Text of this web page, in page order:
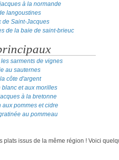
à la normande
langoustines
de Saint-Jacques
de la baie de saint-brieuc
sarments de vignes
au sauternes
côte d'argent
et aux morilles
à la bretonne
aux pommes et cidre
au pommeau
plats issus de la même région ! Voici